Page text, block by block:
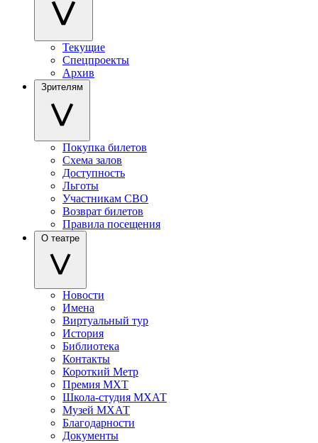
Текущие
Спецпроекты
Архив
Зрителям
Покупка билетов
Схема залов
Доступность
Льготы
Участникам СВО
Возврат билетов
Правила посещения
О театре
Новости
Имена
Виртуальный тур
История
Библиотека
Контакты
Короткий Метр
Премия МХТ
Школа-студия МХАТ
Музей МХАТ
Благодарности
Документы